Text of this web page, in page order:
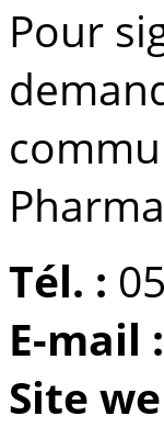
Pour
Tél. :
E-mail :
Site